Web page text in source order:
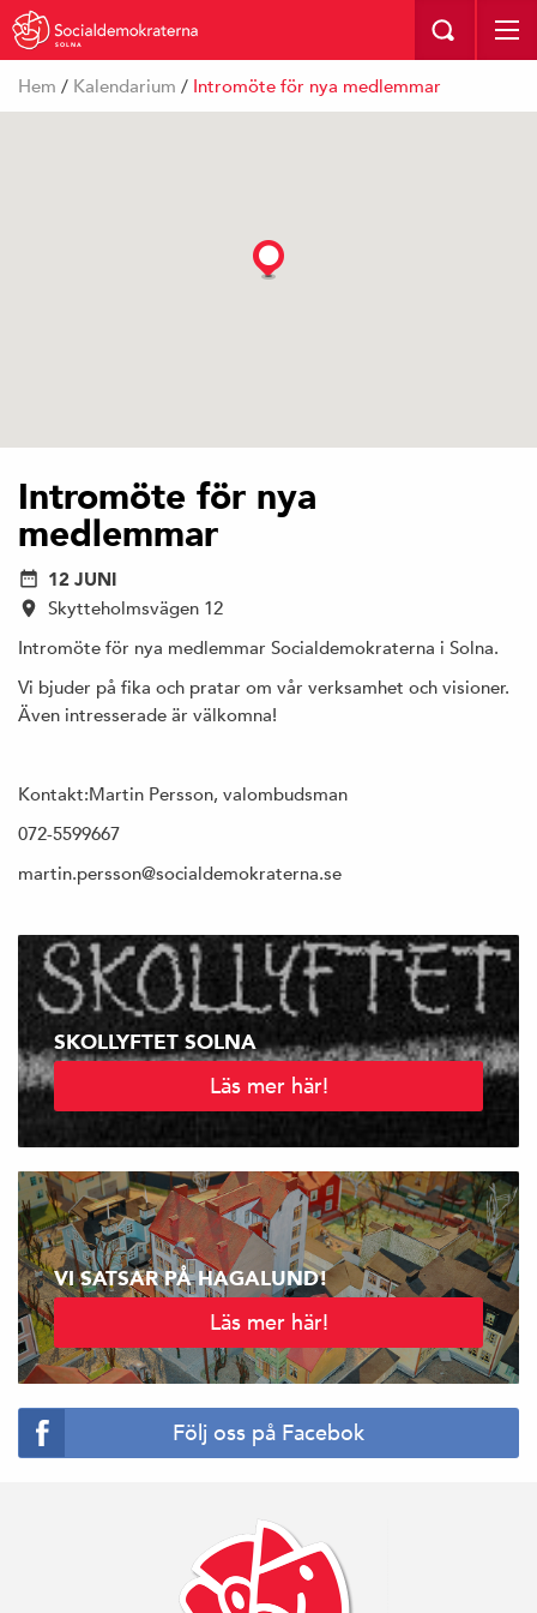
SOLNA
Hem / Kalendarium / Intromöte för nya medlemmar
Intromöte för nya
medlemmar
12 JUNI
Skytteholmsvägen 12
Intromöte för nya medlemmar Socialdemokraterna i Solna.
Vi bjuder på fika och pratar om vår verksamhet och visioner.
Även intresserade är välkomna!
Kontakt:Martin Persson, valombudsman
072-5599667
martin.persson@socialdemokraterna.se
SKOLLYFTET SOLNA
Läs mer här!
VI SATSAR PÅ HAGALUND!
Läs mer här!
Följ oss på Facebok